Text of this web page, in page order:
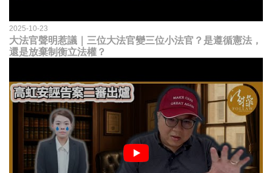
2025-10-23
大法官聲明惹議｜三位大法官變三位小法官？是遵循憲法，
還是放棄制衡立法權？